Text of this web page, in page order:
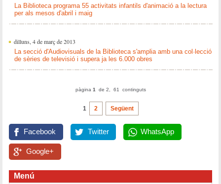
La Biblioteca programa 55 activitats infantils d'animació a la lectura
per als mesos d'abril i maig
dilluns, 4 de març de 2013
La secció d'Audiovisuals de la Biblioteca s'amplia amb una col·lecció
de sèries de televisió i supera ja les 6.000 obres
pàgina 1 de 2, 61 continguts
1 2 Següent
Facebook Twitter WhatsApp
Google+
Menú